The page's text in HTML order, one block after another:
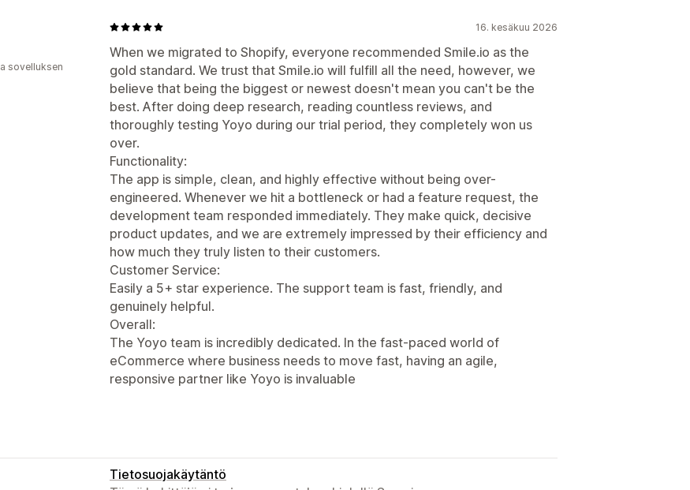
16. kesäkuu 2026
When we migrated to Shopify, everyone recommended Smile.io as the
gold standard. We trust that Smile.io will fulfill all the need, however, we
believe that being the biggest or newest doesn't mean you can't be the
best. After doing deep research, reading countless reviews, and
thoroughly testing Yoyo during our trial period, they completely won us
over.
Functionality:
The app is simple, clean, and highly effective without being over-
engineered. Whenever we hit a bottleneck or had a feature request, the
development team responded immediately. They make quick, decisive
product updates, and we are extremely impressed by their efficiency and
how much they truly listen to their customers.
Customer Service:
Easily a 5+ star experience. The support team is fast, friendly, and
genuinely helpful.
Overall:
The Yoyo team is incredibly dedicated. In the fast-paced world of
eCommerce where business needs to move fast, having an agile,
responsive partner like Yoyo is invaluable
sovelluksen
Tietosuojakäytäntö